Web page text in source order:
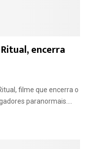
encerra
filme que encerra o
paranormais....